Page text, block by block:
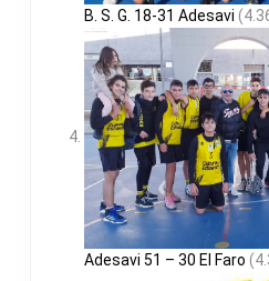
B. S. G. 18-31 Adesavi
Adesavi 51 – 30 El Faro